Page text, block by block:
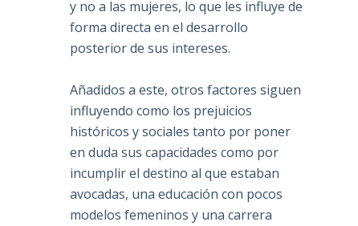
y no a las mujeres, lo que les influye de
forma directa en el desarrollo
posterior de sus intereses.
Añadidos a este, otros factores siguen
influyendo como los prejuicios
históricos y sociales tanto por poner
en duda sus capacidades como por
incumplir el destino al que estaban
avocadas, una educación con pocos
modelos femeninos y una carrera